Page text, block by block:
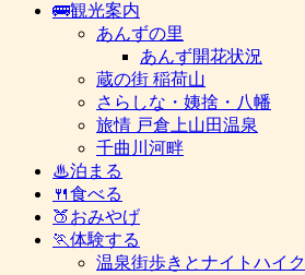
🚌観光案内
あんずの里
あんず開花状況
蔵の街 稲荷山
さらしな・姨捨・八幡
旅情 戸倉上山田温泉
千曲川河畔
♨泊まる
🍴食べる
🍑おみやげ
🏃体験する
温泉街歩きとナイトハイク